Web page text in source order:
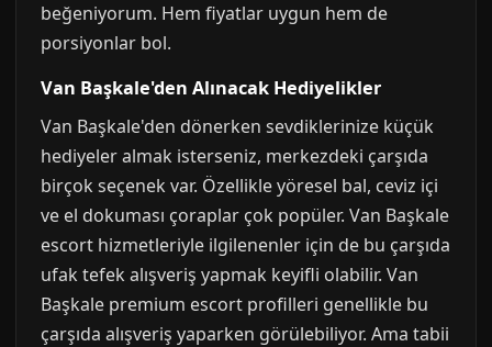
beğeniyorum. Hem fiyatlar uygun hem de
porsiyonlar bol.
Van Başkale'den Alınacak Hediyelikler
Van Başkale'den dönerken sevdiklerinize küçük
hediyeler almak isterseniz, merkezdeki çarşıda
birçok seçenek var. Özellikle yöresel bal, ceviz içi
ve el dokuması çoraplar çok popüler. Van Başkale
escort hizmetleriyle ilgilenenler için de bu çarşıda
ufak tefek alışveriş yapmak keyifli olabilir. Van
Başkale premium escort profilleri genellikle bu
çarşıda alışveriş yaparken görülebiliyor. Ama tabii